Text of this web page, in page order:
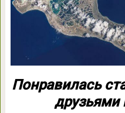
Понравилась
друзьями